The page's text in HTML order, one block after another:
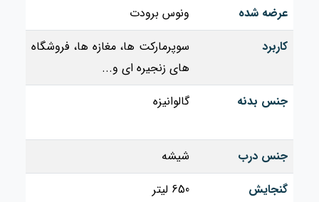
عرضه شده
ونوس برودت
کاربرد
سوپرمارکت ها، مغازه ها، فروشگاه
های زنجیره ای و...
جنس بدنه
گالوانیزه
جنس درب
شیشه
گنجایش
650 لیتر